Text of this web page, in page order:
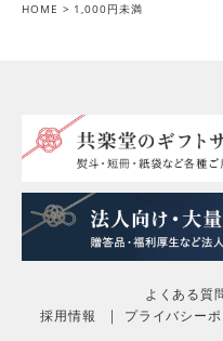
HOME 1,000円未満
よくある質
採用情報
プライバシー